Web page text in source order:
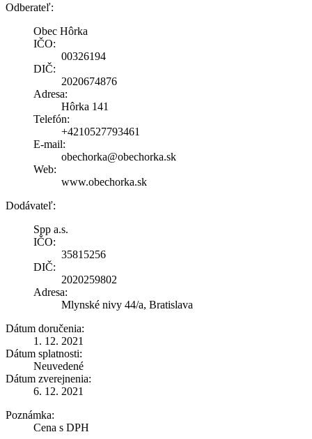
Odberateľ:
Obec Hôrka
IČO:
00326194
DIČ:
2020674876
Adresa:
Hôrka 141
Telefón:
+4210527793461
E-mail:
obechorka@obechorka.sk
Web:
www.obechorka.sk
Dodávateľ:
Spp a.s.
IČO:
35815256
DIČ:
2020259802
Adresa:
Mlynské nivy 44/a, Bratislava
Dátum doručenia:
1. 12. 2021
Dátum splatnosti:
Neuvedené
Dátum zverejnenia:
6. 12. 2021
Poznámka:
Cena s DPH